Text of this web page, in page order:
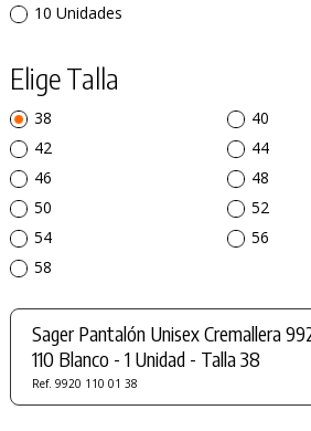
10 Unidades
Elige Talla
38
40
42
44
46
48
50
52
54
56
58
Sager Pantalón Unisex Cremallera
110 Blanco - 1 Unidad - Talla 38
Ref. 9920 110 01 38